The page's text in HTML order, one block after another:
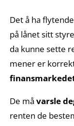
Det å ha
på lånet sitt
da kunne sette
mener er
De måvarsle
renten de